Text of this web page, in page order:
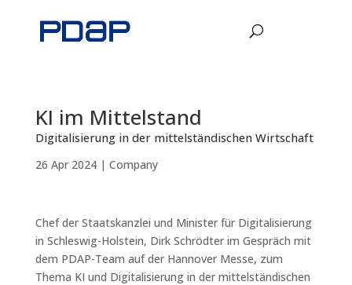
KI im Mittelstand
Digitalisierung in der mittelständischen Wirtschaft
26 Apr 2024| Company
Chef der Staatskanzlei und Minister für Digitalisierung
in Schleswig-Holstein, Dirk Schrödter im Gespräch mit
dem PDAP-Team auf der Hannover Messe, zum
Thema KI und Digitalisierung in der mittelständischen